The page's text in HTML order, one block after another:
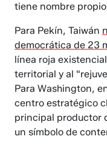
tiene nombre
Para Pekín, Taiwán
democrática de 23
línea roja
territorial y al
Para Washington,
centro estratégico
principal productor
un símbolo de